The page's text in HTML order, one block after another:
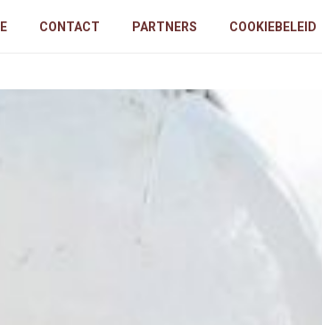
CONTACT PARTNERS COOKIEBELEID